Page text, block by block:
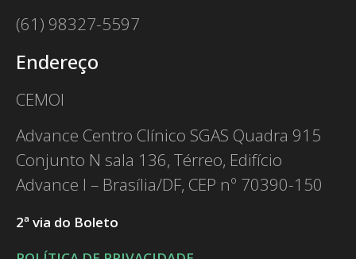
(61) 98327-5597
Endereço
CEMOI
Advance Centro Clínico SGAS Quadra 915
Conjunto N sala 136, Térreo, Edifício
Advance I – Brasília/DF, CEP nº 70390-150
2ª via do Boleto